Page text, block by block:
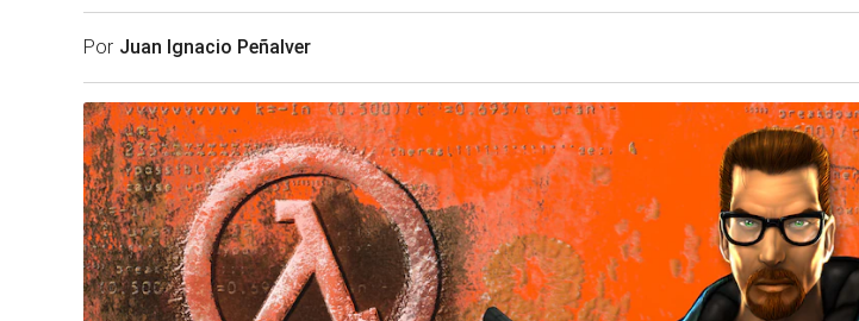
Por Juan Ignacio Peñalver